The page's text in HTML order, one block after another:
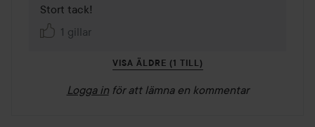
Stort tack!
1 gillar
VISA ÄLDRE (1 TILL)
Logga in för att lämna en kommentar